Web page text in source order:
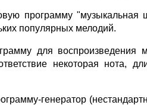
программу
популярных мелодий.
для
некоторая нота,
генератор